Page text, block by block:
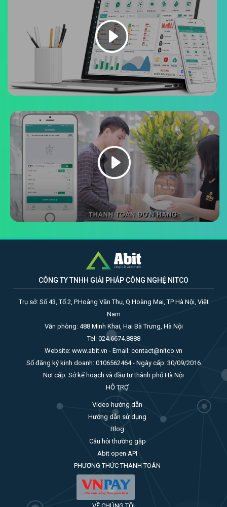
CÔNG TY TNHH GIẢI PHÁP CÔNG NGHỆ NITCO
Trụ sở: Số 43, Tổ 2, P.Hoàng Văn Thụ, Q.Hoàng Mai, TP Hà Nội, Việt
Nam
Văn phòng: 488 Minh Khai, Hai Bà Trưng, Hà Nội
Tel: 024.6674.8888
Website: www.abit.vn - Email: contact@nitco.vn
Số đăng ký kinh doanh: 0106562464 - Ngày cấp: 30/09/2016
Nơi cấp: Sở kế hoạch và đầu tư thành phố Hà Nội
HỖ TRỢ
Video hướng dẫn
Hướng dẫn sử dụng
Blog
Câu hỏi thường gặp
Abit open API
PHƯƠNG THỨC THANH TOÁN